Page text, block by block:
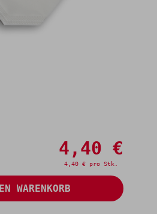
4,40 €
4,40 € pro Stk.
WARENKORB